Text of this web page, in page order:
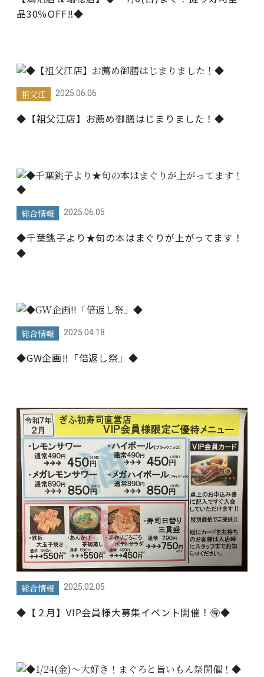
品30％OFF‼◆
祖父江 2025.06.06
◆【祖父江店】お薦め御膳はじまりました！◆
総合情報 2025.06.05
◆千葉銚子より★旬の本はまぐりが上がってます！
◆
総合情報 2025.04.18
◆GW企画‼「倍返し祭」◆
総合情報 2025.02.05
◆【２月】VIP会員様大募集イベント開催！🉐◆